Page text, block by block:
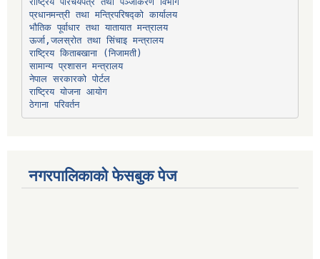
प्रधानमन्त्री तथा मन्त्रिपरिषद्को कार्यालय
भौतिक पूर्वाधार तथा यातायात मन्त्रालय
ऊर्जा,जलस्रोत तथा सिंचाइ मन्त्रालय
सामान्य प्रशासन मन्त्रालय
नेपाल सरकारको पोर्टल
राष्ट्रिय योजना आयोग
ठेगाना परिवर्तन
नगरपालिकाको फेसबुक पेज